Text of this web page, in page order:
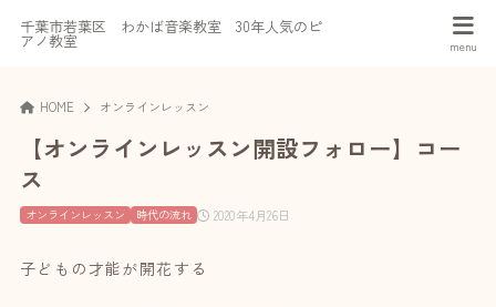
千葉市若葉区 わかば音楽教室 30年人気のピ
アノ教室
HOME オンラインレッスン
【オンラインレッスン開設フォロー】コー
ス
2020年4月26日
オンラインレッスン 時代の流れ
子どもの才能が開花する